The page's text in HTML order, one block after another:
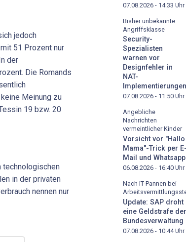
jedoch
51 Prozent nur
der
Die Romands
Meinung zu
19 bzw. 20
in der privaten
nennen nur
07.08.2026 - 14:33 Uhr
Bisher unbekannte
Angriffsklasse
Security-
Spezialisten
warnen vor
Designfehler in
NAT-
Implementierungen
07.08.2026 - 11:50 Uhr
Angebliche
Nachrichten
vermeintlicher Kinder
Vorsicht vor "Hallo
Mama"-Trick per E-
Mail und Whatsapp
06.08.2026 - 16:40 Uhr
Nach IT-Pannen bei
Update: SAP droht
eine Geldstrafe der
Bundesverwaltung
07.08.2026 - 10:44Uhr